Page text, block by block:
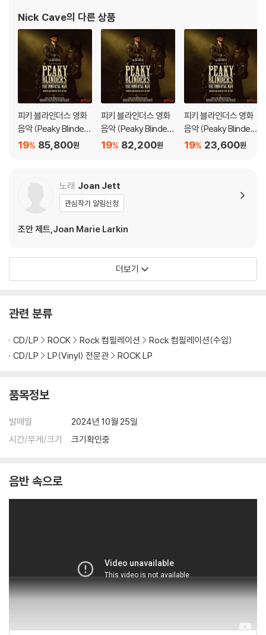
문의 바랍니다.
2) LP는 잦은 배송 과정에서 재킷에 손상이 발생할 가능성이 높고 재판매
가 어려우므로 신중한 구매를 부탁드립니다.
Nick Cave의 다른 상품
피키 블라인더스 영화
음악 (Peaky Blinder
s: The Immortal Man
85,800원
19%
피키 블라인더스 영화
음악 (Peaky Blinder
s: The Immortal Man
P]
82,200원
19%
피키 블라인더스 영화
음악 (Peaky Blinder
s: The Immortal Man
23,600원
19%
노래 Joan Jett
관심작가 알림신청
조안 제트,Joan Marie Larkin
더보기
관련 분류
CD/LP ROCK Rock 컴필레이션
Rock 컴필레이션(수입)
CD/LP
LP(Vinyl) 전문관 ROCK LP
품목정보
발매일
2024년 10월 25일
시간/무게/크기
크기확인중
음반 속으로